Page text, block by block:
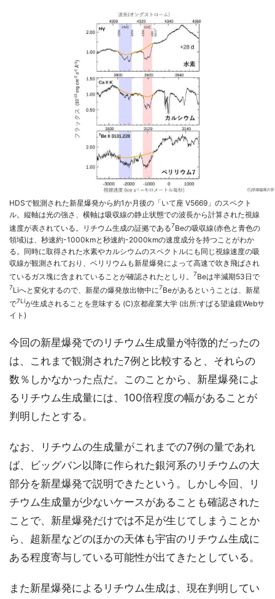
HDSで観測された新星爆発から約1か月後の「いて座 V5669」のスペクト
ル。縦軸は光の強さ、横軸は吸収線の静止状態での波長から計算された視線
速度が表されている。リチウム生成の証拠である7Beの吸収線(赤色と青色の
領域)は、秒速約-1000kmと秒速約-2000kmの速度成分を持つことがわか
る。同時に取得された水素やカルシウムのスペクトルにも同じ視線速度の吸
収線が観測されており、ベリリウムも新星爆発によって高速で吹き飛ばされ
ているガス塊に含まれていることが確認されたとしり。
7Beは半減期53日で
7Liへと変化するので、新星の爆発放出物中に7Beがあるということは、新星
で7Liが生成されることを意味する (C)京都産業大学 (出所:すばる望遠鏡Webサ
イト)
今回の新星爆発でのリチウム生成量が特徴的だったの
は、これまで観測された7例と比較すると、それらの
数％しかなかった点だ。このことから、新星爆発によ
るリチウム生成量には、100倍程度の幅があることが
判明したとする。
なお、リチウムの生成量がこれまでの7例の量であれ
ば、ビッグバン以降に作られた銀河系のリチウムの大
部分を新星爆発で説明できたという。しかし今回、リ
チウム生成量が少ないケースがあることも確認された
ことで、新星爆発だけでは不足が生じてしまうことか
ら、超新星などのほかの天体も宇宙のリチウム生成に
ある程度寄与している可能性が出てきたとしている。
また新星爆発によるリチウム生成は、現在判明してい